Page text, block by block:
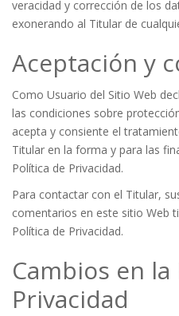
veracidad y corrección de los
exonerando al Titular de
Aceptación y
Como Usuario del Sitio Web
las condiciones sobre
acepta y consiente el
Titular en la forma y para las
Política de Privacidad.
Para contactar con el Titular,
comentarios en este sitio Web
Política de Privacidad.
Cambios en
Privacidad